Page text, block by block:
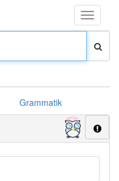
Toggle
Grammatik